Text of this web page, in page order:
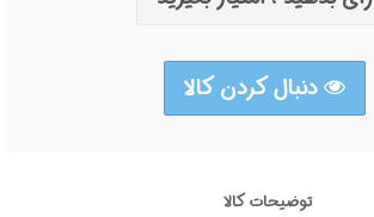
دنبال کردن کالا
توضیحات کالا